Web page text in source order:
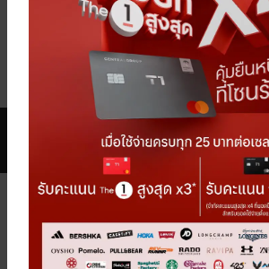
ผลการค้นหาโปรโมชั่นห้างสรรพสินค้า :
SHOPPING